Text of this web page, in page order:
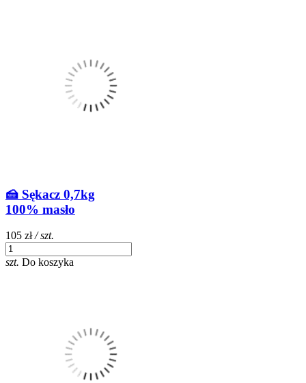
🍰 Sękacz 0,7kg
100% masło
105 zł / szt.
szt. Do koszyka